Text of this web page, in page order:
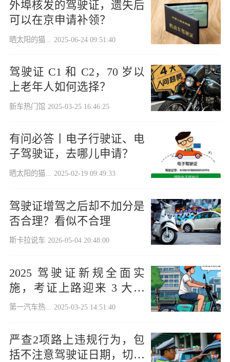
外埠核发的驾驶证，遗失后
可以在京申请补领？
晒太阳的猫... 2025-06-24 09:51:40
驾驶证 C1 和 C2，70 岁以
上老年人如何选择？
新车热门馆 2025-03-25 16:46:25
有问必答丨电子行驶证、电
子驾驶证，去哪儿申请？
晒太阳的猫... 2025-02-19 09:49:33
驾驶证增驾之后却不加分是
否合理？看似不合理
斯卡拉说车 2026-05-04 20:48:00
2025 驾驶证新规全面实
施，考证上路迎来 3 大变
化
第一汽车热... 2025-03-25 14:51:40
严查2项路上违规行为，包
括不注意驾驶证日期，切记